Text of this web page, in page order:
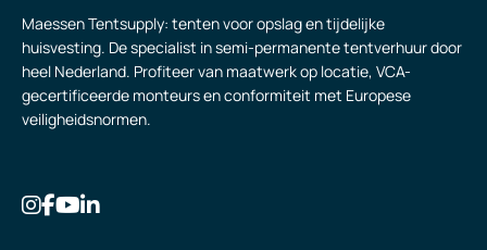
Maessen Tentsupply: tenten voor opslag en tijdelijke
huisvesting. De specialist in semi-permanente tentverhuur door
heel Nederland. Profiteer van maatwerk op locatie, VCA-
gecertificeerde monteurs en conformiteit met Europese
veiligheidsnormen.